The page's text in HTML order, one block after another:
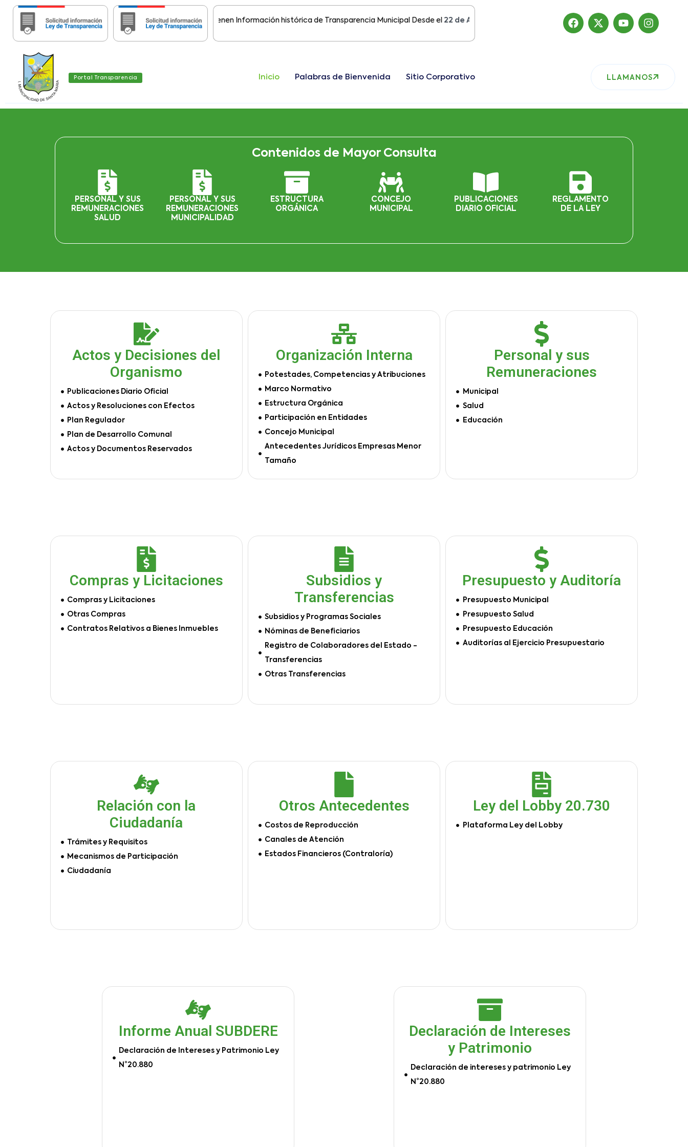
Importante: Estas páginas contienen Información histórica de Transparencia Municipal Desde el22 de Agosto del 2019 , nuestro sitio ha migrado
Portal Transparencia Inicio Palabras de Bienvenida Sitio Corporativo LLAMANOS
Contenidos de Mayor Consulta
PERSONAL Y SUS
REMUNERACIONES
SALUD
PERSONAL Y SUS
REMUNERACIONES
MUNICIPALIDAD
ESTRUCTURA
ORGÁNICA
CONCEJO
MUNICIPAL
PUBLICACIONES
DIARIO OFICIAL
REGLAMENTO
DE LA LEY
Actos y Decisiones del
Organismo
Publicaciones Diario Oficial
Actos y Resoluciones con Efectos
Plan Regulador
Plan de Desarrollo Comunal
Actos y Documentos Reservados
Organización Interna
Potestades, Competencias y Atribuciones
Marco Normativo
Estructura Orgánica
Participación en Entidades
Concejo Municipal
Antecedentes Jurídicos Empresas Menor
Tamaño
Personal y sus
Remuneraciones
Municipal
Salud
Educación
Compras y Licitaciones
Compras y Licitaciones
Otras Compras
Contratos Relativos a Bienes Inmuebles
Subsidios y
Transferencias
Subsidios y Programas Sociales
Nóminas de Beneficiarios
Registro de Colaboradores del Estado -
Transferencias
Otras Transferencias
Presupuesto y Auditoría
Presupuesto Municipal
Presupuesto Salud
Presupuesto Educación
Auditorías al Ejercicio Presupuestario
Relación con la
Ciudadanía
Trámites y Requisitos
Mecanismos de Participación
Ciudadanía
Otros Antecedentes
Costos de Reproducción
Canales de Atención
Estados Financieros (Contraloría)
Ley del Lobby 20.730
Plataforma Ley del Lobby
Informe Anual SUBDERE
Declaración de Intereses y Patrimonio Ley
N°20.880
Declaración de Intereses
y Patrimonio
Declaración de intereses y patrimonio Ley
N°20.880